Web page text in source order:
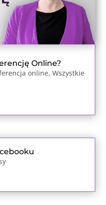
Online?
online,Wszystkie